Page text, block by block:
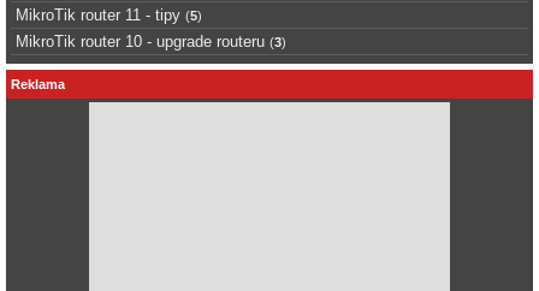
MikroTik router 11 - tipy (5)
MikroTik router 10 - upgrade routeru (3)
Reklama